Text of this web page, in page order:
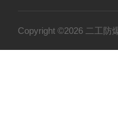
Copyright ©2026 二工